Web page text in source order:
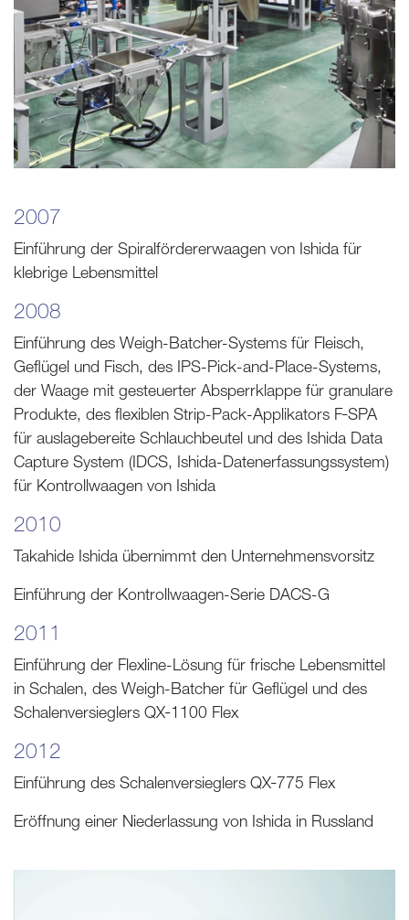
2007
Einführung der Spiralfördererwaagen von Ishida für
klebrige Lebensmittel
2008
Einführung des Weigh-Batcher-Systems für Fleisch,
Geflügel und Fisch, des IPS-Pick-and-Place-Systems,
der Waage mit gesteuerter Absperrklappe für granulare
Produkte, des flexiblen Strip-Pack-Applikators F‑SPA
für auslagebereite Schlauchbeutel und des Ishida Data
Capture System (IDCS, Ishida-Datenerfassungssystem)
für Kontrollwaagen von Ishida
2010
Takahide Ishida übernimmt den Unternehmensvorsitz
Einführung der Kontrollwaagen-Serie DACS-G
2011
Einführung der Flexline-Lösung für frische Lebensmittel
in Schalen, des Weigh-Batcher für Geflügel und des
Schalenversieglers QX‑1100 Flex
2012
Einführung des Schalenversieglers QX‑775 Flex
Eröffnung einer Niederlassung von Ishida in Russland